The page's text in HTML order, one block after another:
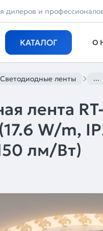
дилеров и
КАТАЛОГ О
Светодиодные ленты ...
лента
W/m,
лм/Вт)